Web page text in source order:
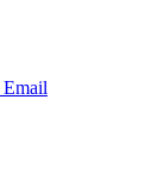
Email